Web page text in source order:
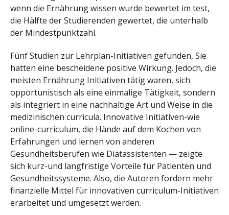
wenn die Ernährung wissen wurde bewertet im test,
die Hälfte der Studierenden gewertet, die unterhalb
der Mindestpunktzahl.
Fünf Studien zur Lehrplan-Initiativen gefunden, Sie
hatten eine bescheidene positive Wirkung. Jedoch, die
meisten Ernährung Initiativen tätig waren, sich
opportunistisch als eine einmalige Tätigkeit, sondern
als integriert in eine nachhaltige Art und Weise in die
medizinischen curricula. Innovative Initiativen-wie
online-curriculum, die Hände auf dem Kochen von
Erfahrungen und lernen von anderen
Gesundheitsberufen wie Diätassistenten — zeigte
sich kurz-und langfristige Vorteile für Patienten und
Gesundheitssysteme. Also, die Autoren fordern mehr
finanzielle Mittel für innovativen curriculum-Initiativen
erarbeitet und umgesetzt werden.